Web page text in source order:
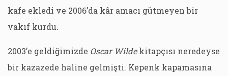
kafe ekledi ve 2006’da kâr amacı gütmeyen bir
vakıf kurdu.
2003’e geldiğimizde Oscar Wildekitapçısı neredeyse
bir kazazede haline gelmişti. Kepenk kapamasına